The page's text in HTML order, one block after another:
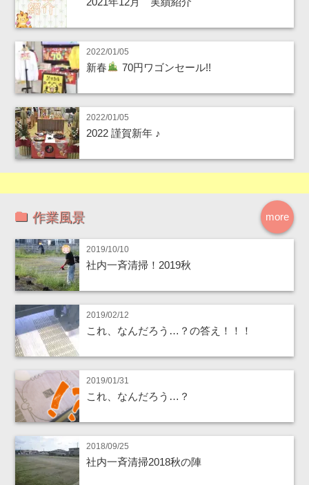
2022/01/05
新春 70円ワゴンセール!!
2022/01/05
2022 謹賀新年 ♪
more
作業風景
2019/10/10
社内一斉清掃！2019秋
2019/02/12
これ、なんだろう…？の答え！！！
2019/01/31
これ、なんだろう…？
2018/09/25
社内一斉清掃2018秋の陣